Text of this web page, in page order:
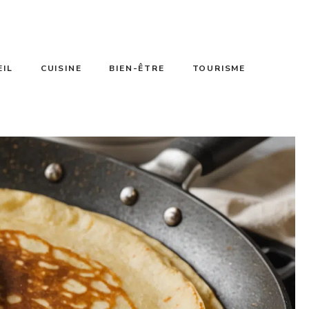
CUISINE BIEN-ÊTRE TOURISME